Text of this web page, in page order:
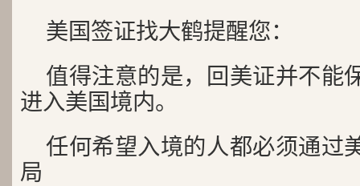
美国签证找大鹤提醒您：
值得注意的是，回美证并不能
进入美国境内。
任何希望入境的人都必须通过
局